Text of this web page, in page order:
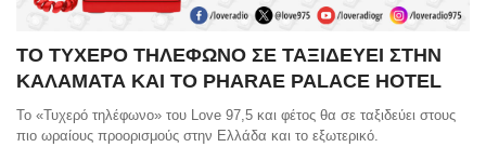
ΤΟ ΤΥΧΕΡΟ ΤΗΛΕΦΩΝΟ ΣΕ ΤΑΞΙΔΕΥΕΙ ΣΤΗΝ
ΚΑΛΑΜΑΤΑ ΚΑΙ ΤΟ PHARAE PALACE HOTEL
Το «Τυχερό τηλέφωνο» του Love 97,5 και φέτος θα σε ταξιδεύει στους
πιο ωραίους προορισμούς στην Ελλάδα και το εξωτερικό.